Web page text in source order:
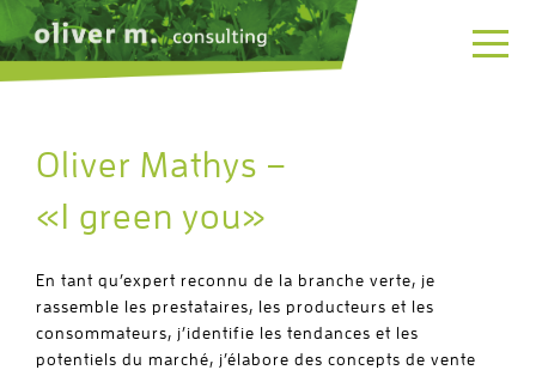
Menu
Oliver Mathys –
«I green you»
En tant qu’expert reconnu de la branche verte, je
rassemble les prestataires, les producteurs et les
consommateurs, j’identifie les tendances et les
potentiels du marché, j’élabore des concepts de vente